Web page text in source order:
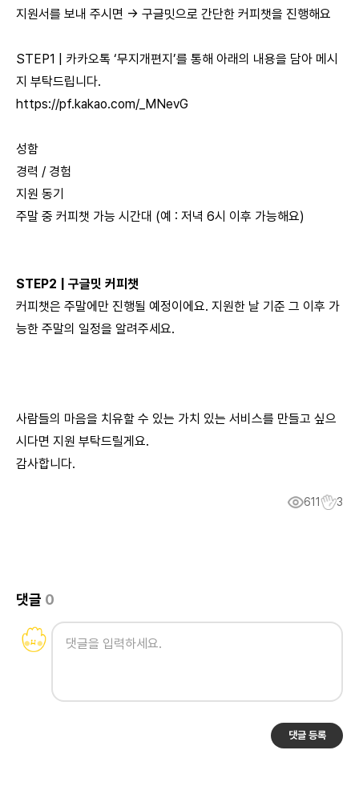
지원서를 보내 주시면 -> 구글밋으로 간단한 커피챗을 진행해요
STEP1 | 카카오톡 ‘무지개편지’를 통해 아래의 내용을 담아 메시
지 부탁드립니다.
https://pf.kakao.com/_MNevG
성함
경력 / 경험
지원 동기
주말 중 커피챗 가능 시간대 (예 : 저녁 6시 이후 가능해요)
STEP2 | 구글밋 커피챗
커피챗은 주말에만 진행될 예정이에요. 지원한 날 기준 그 이후 가
능한 주말의 일정을 알려주세요.
사람들의 마음을 치유할 수 있는 가치 있는 서비스를 만들고 싶으
시다면 지원 부탁드릴게요.
감사합니다.
611 3
댓글 0
댓글 등록